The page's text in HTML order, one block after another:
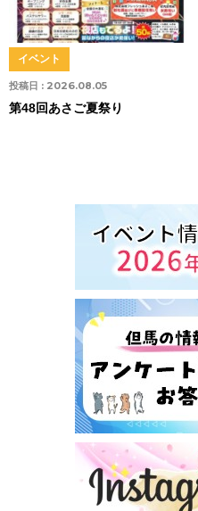
投稿日 : 2026.08.05
イベント
第48回あさご夏祭り